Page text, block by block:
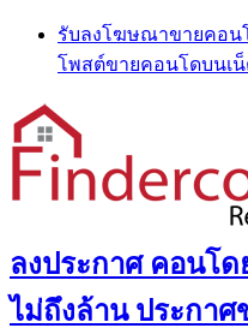
Skip
content
รับลงโฆษณาขายคอน
โพสต์ขายคอนโดบนเ
ลงประกาศ คอนโ
ไม่ถึงล้าน ประกา